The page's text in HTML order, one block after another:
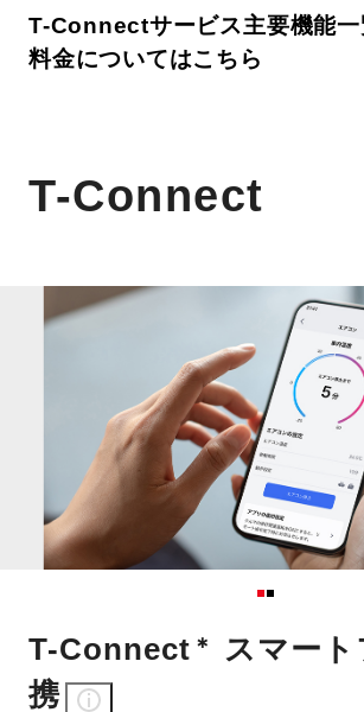
T-Connectサービス主要機能一
料金についてはこちら
T-Connect
T-Connect ＊
スマート
携